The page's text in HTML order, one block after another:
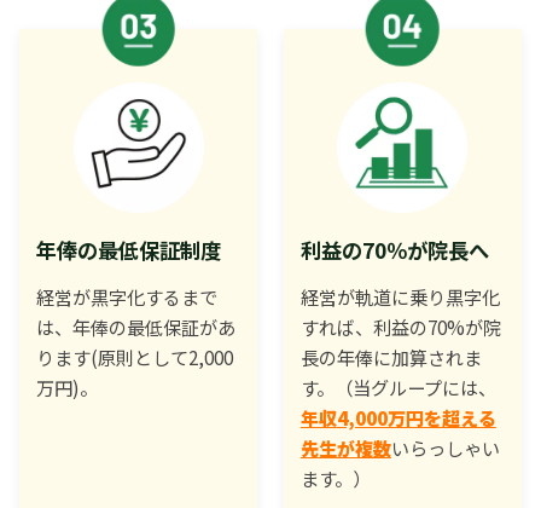
年俸の最低保証制度
経営が黒字化するまで
は、年俸の最低保証があ
ります(原則として2,000
万円)。
利益の70％が院長へ
経営が軌道に乗り黒字化
すれば、利益の70%が院
長の年俸に加算されま
す。（当グループには、
年収4,000万円を超える
先生が複数いらっしゃい
ます。）